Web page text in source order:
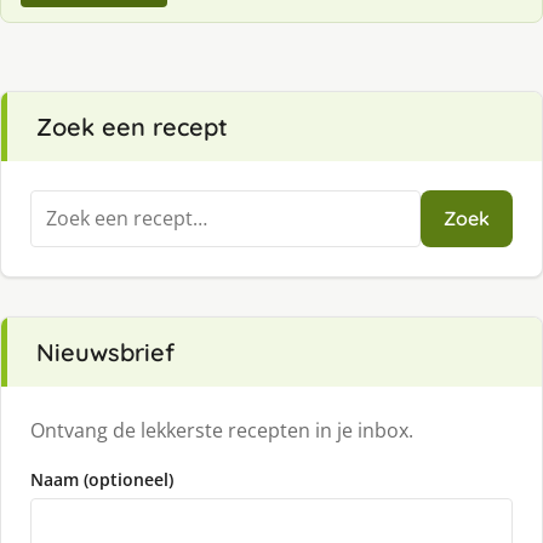
Zoek een recept
Zoeken
naar:
Zoek
Nieuwsbrief
Ontvang de lekkerste recepten in je inbox.
Naam (optioneel)